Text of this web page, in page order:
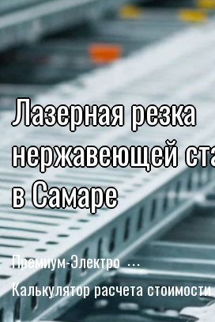
Лазерная резка
нержавеющей
в Самаре
Премиум-Электро
Калькулятор расчета